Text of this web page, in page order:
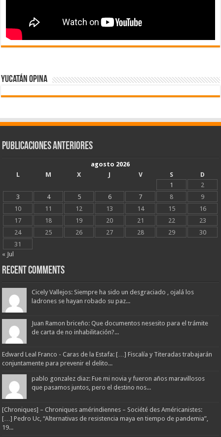
Yucatán Opina
Publicaciones Anteriores
agosto 2026
L
M X J V S
D
1
2
3
4 5 6 7 8
9
10
11 12 13 14 15
16
17
18 19 20 21 22
23
24
25 26 27 28 29
30
31
« Jul
Recent Comments
Cicely Vallejos: Siempre ha sido un desgraciado , ojalá los
ladrones se hayan robado su paz...
Juan Ramon briceño: Que documentos nesesito para el trámite
de carta de no inhabilitación?...
Edward Leal Franco - Caras de la Estafa: […] Fiscalía y Titeradas trabajarán
conjuntamente para prevenir el delito...
pablo gonzalez diaz: Fue mi novia y fueron años maravillosos
que pasamos juntos, pero el destino nos...
[Chroniques] – Chroniques amérindiennes – Société des Américanistes:
[…] Pedro Uc, “Alternativas de resistencia maya en tiempo de pandemia”,
19...